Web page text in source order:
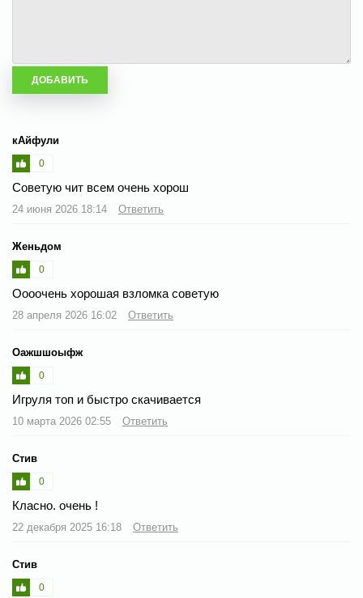
кАйфули
0
Советую чит всем очень хорош
24 июня 2026 18:14 Ответить
Женьдом
0
Оооочень хорошая взломка советую
28 апреля 2026 16:02 Ответить
Оажшшоыфж
0
Игруля топ и быстро скачивается
10 марта 2026 02:55 Ответить
Стив
0
Класно. очень !
22 декабря 2025 16:18 Ответить
Стив
0